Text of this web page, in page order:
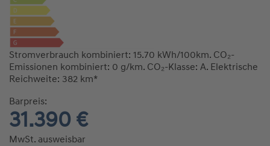
Stromverbrauch kombiniert: 15.70 kWh/100km. CO₂-
Emissionen kombiniert: 0 g/km. CO₂-Klasse: A. Elektrische
Reichweite: 382 km*
Barpreis:
31.390 €
MwSt. ausweisbar